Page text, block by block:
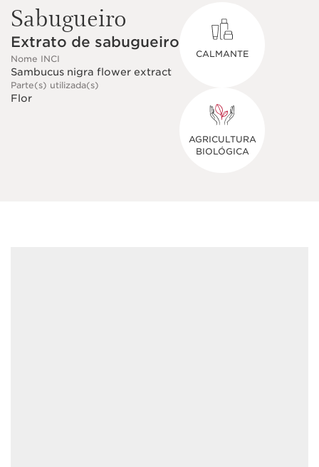
Sabugueiro
Extrato de sabugueiro
Nome INCI
Sambucus nigra flower extract
Parte(s) utilizada(s)
Flor
CALMANTE
AGRICULTURA
BIOLÓGICA